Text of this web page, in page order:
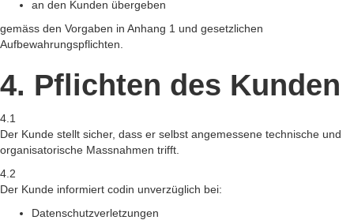
an den Kunden übergeben
gemäss den Vorgaben in Anhang 1 und gesetzlichen
Aufbewahrungspflichten.
4. Pflichten des Kunden
4.1
Der Kunde stellt sicher, dass er selbst angemessene technische und
organisatorische Massnahmen trifft.
4.2
Der Kunde informiert codin unverzüglich bei:
Datenschutzverletzungen